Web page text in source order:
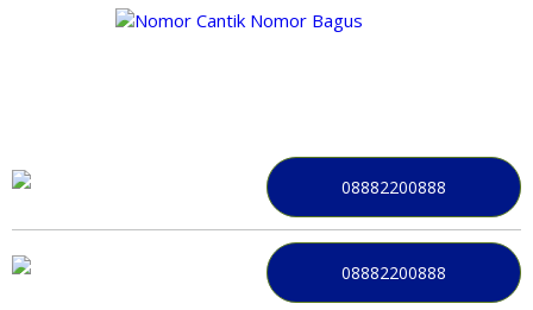
08882200888
08882200888